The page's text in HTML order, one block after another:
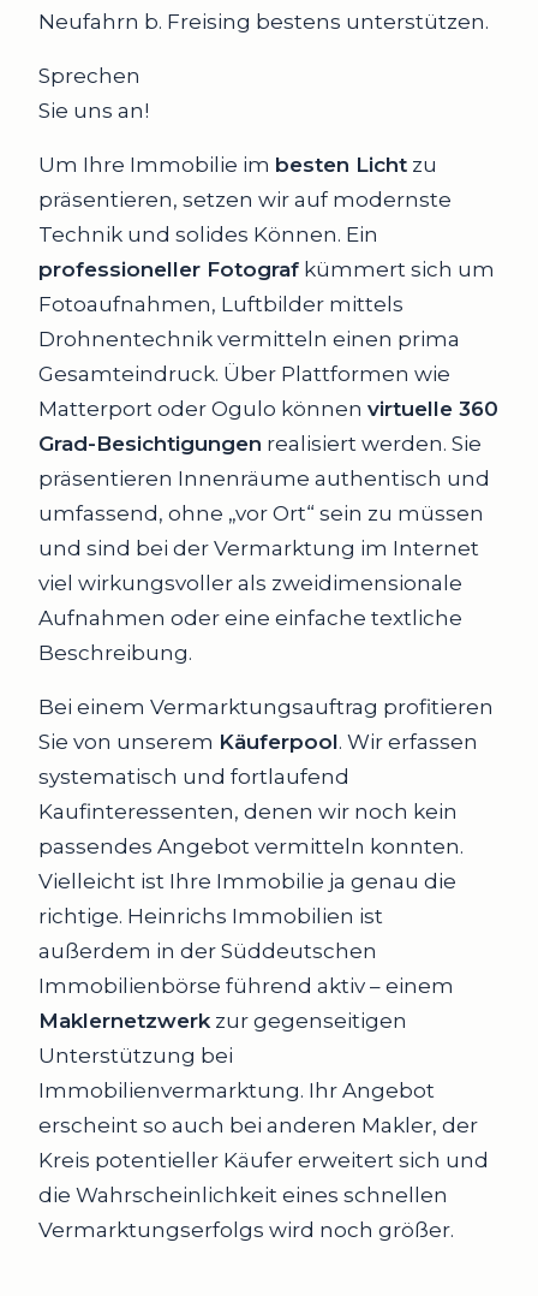
Neufahrn b. Freising bestens unterstützen.
Sprechen
Sie uns an!
Um Ihre Immobilie im besten Licht zu
präsentieren, setzen wir auf modernste
Technik und solides Können. Ein
professioneller Fotograf kümmert sich um
Fotoaufnahmen, Luftbilder mittels
Drohnentechnik vermitteln einen prima
Gesamteindruck. Über Plattformen wie
Matterport oder Ogulo können virtuelle 360
Grad-Besichtigungen realisiert werden. Sie
präsentieren Innenräume authentisch und
umfassend, ohne „vor Ort“ sein zu müssen
und sind bei der Vermarktung im Internet
viel wirkungsvoller als zweidimensionale
Aufnahmen oder eine einfache textliche
Beschreibung.
Bei einem Vermarktungsauftrag profitieren
Sie von unserem Käuferpool. Wir erfassen
systematisch und fortlaufend
Kaufinteressenten, denen wir noch kein
passendes Angebot vermitteln konnten.
Vielleicht ist Ihre Immobilie ja genau die
richtige. Heinrichs Immobilien ist
außerdem in der Süddeutschen
Immobilienbörse führend aktiv – einem
Maklernetzwerk zur gegenseitigen
Unterstützung bei
Immobilienvermarktung. Ihr Angebot
erscheint so auch bei anderen Makler, der
Kreis potentieller Käufer erweitert sich und
die Wahrscheinlichkeit eines schnellen
Vermarktungserfolgs wird noch größer.